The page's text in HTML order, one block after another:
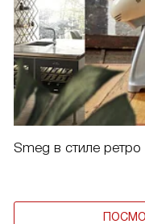
Smeg в стиле ретро